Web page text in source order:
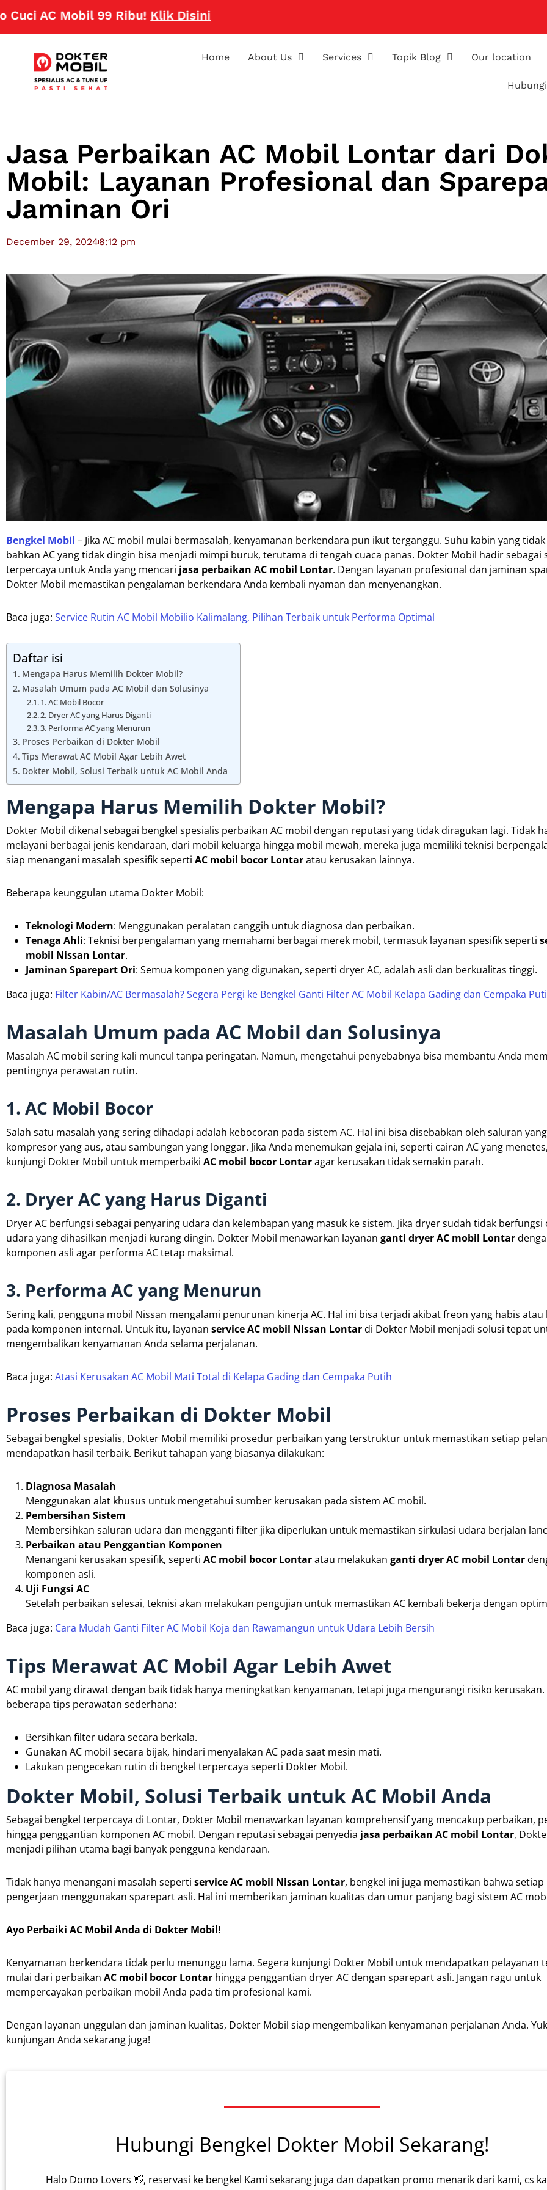
Mobil 99 Ribu!Klik Disini
Home About Us Services Topik Blog Our location
Jasa Perbaikan AC Mobil Lontar dari
Mobil: Layanan Profesional dan
Jaminan Ori
December 29, 20248:12 pm
Bengkel Mobil – Jika AC mobil mulai bermasalah, kenyamanan berkendara pun ikut terganggu. Suhu kabin yang
bahkan AC yang tidak dingin bisa menjadi mimpi buruk, terutama di tengah cuaca panas. Dokter Mobil hadir sebagai
terpercaya untuk Anda yang mencari jasa perbaikan AC mobil Lontar. Dengan layanan profesional dan jaminan
Dokter Mobil memastikan pengalaman berkendara Anda kembali nyaman dan menyenangkan.
Baca juga: Service Rutin AC Mobil Mobilio Kalimalang, Pilihan Terbaik untuk Performa Optimal
Daftar isi
Mengapa Harus Memilih Dokter Mobil?
Masalah Umum pada AC Mobil dan Solusinya
1. AC Mobil Bocor
2. Dryer AC yang Harus Diganti
3. Performa AC yang Menurun
Proses Perbaikan di Dokter Mobil
Tips Merawat AC Mobil Agar Lebih Awet
Dokter Mobil, Solusi Terbaik untuk AC Mobil Anda
Mengapa Harus Memilih Dokter Mobil?
Dokter Mobil dikenal sebagai bengkel spesialis perbaikan AC mobil dengan reputasi yang tidak diragukan lagi. Tidak
melayani berbagai jenis kendaraan, dari mobil keluarga hingga mobil mewah, mereka juga memiliki teknisi
siap menangani masalah spesifik seperti AC mobil bocor Lontaratau kerusakan lainnya.
Beberapa keunggulan utama Dokter Mobil:
Teknologi Modern: Menggunakan peralatan canggih untuk diagnosa dan perbaikan.
Tenaga Ahli: Teknisi berpengalaman yang memahami berbagai merek mobil, termasuk layanan spesifik seperti
mobil Nissan Lontar.
Jaminan Sparepart Ori: Semua komponen yang digunakan, seperti dryer AC, adalah asli dan berkualitas tinggi.
Baca juga: Filter Kabin/AC Bermasalah? Segera Pergi ke Bengkel Ganti Filter AC Mobil Kelapa Gading dan Cempaka
Masalah Umum pada AC Mobil dan Solusinya
Masalah AC mobil sering kali muncul tanpa peringatan. Namun, mengetahui penyebabnya bisa membantu Anda
pentingnya perawatan rutin.
1. AC Mobil Bocor
Salah satu masalah yang sering dihadapi adalah kebocoran pada sistem AC. Hal ini bisa disebabkan oleh saluran
kompresor yang aus, atau sambungan yang longgar. Jika Anda menemukan gejala ini, seperti cairan AC yang
kunjungi Dokter Mobil untuk memperbaiki AC mobil bocor Lontaragar kerusakan tidak semakin parah.
2. Dryer AC yang Harus Diganti
Dryer AC berfungsi sebagai penyaring udara dan kelembapan yang masuk ke sistem. Jika dryer sudah tidak berfungsi
udara yang dihasilkan menjadi kurang dingin. Dokter Mobil menawarkan layanan ganti dryer AC mobil Lontar
komponen asli agar performa AC tetap maksimal.
3. Performa AC yang Menurun
Sering kali, pengguna mobil Nissan mengalami penurunan kinerja AC. Hal ini bisa terjadi akibat freon yang habis atau
pada komponen internal. Untuk itu, layanan service AC mobil Nissan Lontardi Dokter Mobil menjadi solusi tepat
mengembalikan kenyamanan Anda selama perjalanan.
Baca juga: Atasi Kerusakan AC Mobil Mati Total di Kelapa Gading dan Cempaka Putih
Proses Perbaikan di Dokter Mobil
Sebagai bengkel spesialis, Dokter Mobil memiliki prosedur perbaikan yang terstruktur untuk memastikan setiap
mendapatkan hasil terbaik. Berikut tahapan yang biasanya dilakukan:
Diagnosa Masalah
Menggunakan alat khusus untuk mengetahui sumber kerusakan pada sistem AC mobil.
Pembersihan Sistem
Membersihkan saluran udara dan mengganti filter jika diperlukan untuk memastikan sirkulasi udara berjalan
Perbaikan atau Penggantian Komponen
Menangani kerusakan spesifik, seperti AC mobil bocor Lontaratau melakukan ganti dryer AC mobil Lontar
komponen asli.
Uji Fungsi AC
Setelah perbaikan selesai, teknisi akan melakukan pengujian untuk memastikan AC kembali bekerja dengan
Baca juga: Cara Mudah Ganti Filter AC Mobil Koja dan Rawamangun untuk Udara Lebih Bersih
Tips Merawat AC Mobil Agar Lebih Awet
AC mobil yang dirawat dengan baik tidak hanya meningkatkan kenyamanan, tetapi juga mengurangi risiko
beberapa tips perawatan sederhana:
Bersihkan filter udara secara berkala.
Gunakan AC mobil secara bijak, hindari menyalakan AC pada saat mesin mati.
Lakukan pengecekan rutin di bengkel terpercaya seperti Dokter Mobil.
Dokter Mobil, Solusi Terbaik untuk AC Mobil Anda
Sebagai bengkel terpercaya di Lontar, Dokter Mobil menawarkan layanan komprehensif yang mencakup perbaikan,
hingga penggantian komponen AC mobil. Dengan reputasi sebagai penyedia jasa perbaikan AC mobil Lontar,
menjadi pilihan utama bagi banyak pengguna kendaraan.
Tidak hanya menangani masalah seperti service AC mobil Nissan Lontar, bengkel ini juga memastikan bahwa setiap
pengerjaan menggunakan sparepart asli. Hal ini memberikan jaminan kualitas dan umur panjang bagi sistem AC
Ayo Perbaiki AC Mobil Anda di Dokter Mobil!
Kenyamanan berkendara tidak perlu menunggu lama. Segera kunjungi Dokter Mobil untuk mendapatkan pelayanan
mulai dari perbaikan AC mobil bocor Lontar hingga penggantian dryer AC dengan sparepart asli. Jangan ragu untuk
mempercayakan perbaikan mobil Anda pada tim profesional kami.
Dengan layanan unggulan dan jaminan kualitas, Dokter Mobil siap mengembalikan kenyamanan perjalanan Anda.
kunjungan Anda sekarang juga!
Hubungi Bengkel Dokter Mobil Sekarang!
Halo Domo Lovers 👋, reservasi ke bengkel Kami sekarang juga dan dapatkan promo menarik dari kami, cs